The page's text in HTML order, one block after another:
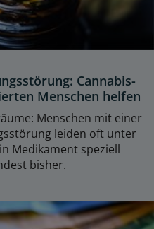
Cannabis-
Menschen helfen
Menschen mit einer
leiden oft unter
Medikament speziell
bisher.